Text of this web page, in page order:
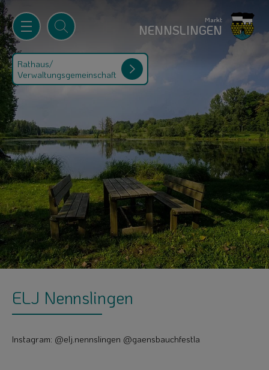
Markt
NENNSLINGEN
Rathaus/
Verwaltungsgemeinschaft
ELJ Nennslingen
Instagram: @elj.nennslingen @gaensbauchfestla